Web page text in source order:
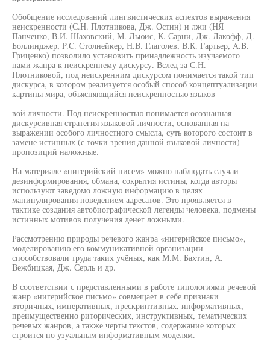
Обобщение исследований лингвистических аспектов выражения
неискренности (С.Н. Плотникова, Дж. Остин) и лжи (НЯ
Панченко, В.И. Шаховский, М. Льюис, К. Сарни, Дж. Лакофф, Д.
Боллинджер, P.C. Столнейкер, Н.В. Глаголев, В.К. Гартьер, A.B.
Гриценко) позволило установить принадлежность изучаемого
нами жанра к неискреннему дискурсу. Вслед за С.Н.
Плотниковой, под неискренним дискурсом понимается такой тип
дискурса, в котором реализуется особый способ концептуализации
картины мира, объясняющийся неискренностью языков
вой личности. Под неискренностью понимается осознанная
дискурсивная стратегия языковой личности, основанная на
выражении особого личностного смысла, суть которого состоит в
замене истинных (с точки зрения данной языковой личности)
пропозиций наложные.
На материале «нигерийский писем» можно наблюдать случаи
дезинформирования, обмана, сокрытия истины, когда авторы
используют заведомо ложную информацию в целях
манипулирования поведением адресатов. Это проявляется в
тактике создания автобиографической легенды человека, подмены
истинных мотивов получения денег ложными.
Рассмотрению природы речевого жанра «нигерийское письмо»,
моделированию его коммуникативной организации
способствовали труда таких учёных, как М.М. Бахтин, А.
Вежбицкая, Дж. Серль и др.
В соответствии с представленными в работе типологиями речевой
жанр «нигерийское письмо» совмещает в себе признаки
вторичных, императивных, прескриптивных, информативных,
преимущественно риторических, инструктивных, тематических
речевых жанров, а также черты текстов, содержание которых
строится по узуальным информативным моделям.